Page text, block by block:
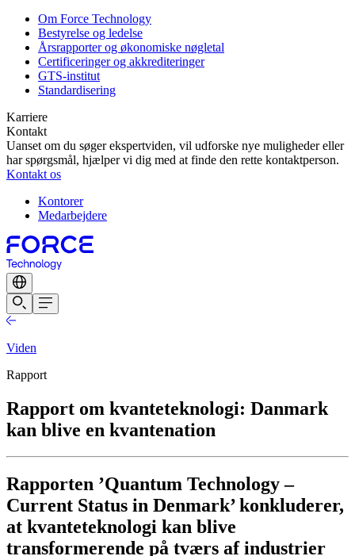
Om Force Technology
Bestyrelse og ledelse
Årsrapporter og økonomiske nøgletal
Certificeringer og akkrediteringer
GTS-institut
Standardisering
Karriere
Kontakt
Uanset om du søger ekspertviden, vil udforske nye muligheder eller
har spørgsmål, hjælper vi dig med at finde den rette kontaktperson.
Kontakt os
Kontorer
Medarbejdere
Viden
Rapport
Rapport om kvanteteknologi: Danmark
kan blive en kvantenation
Rapporten ’Quantum Technology –
Current Status in Denmark’ konkluderer,
at kvanteteknologi kan blive
transformerende på tværs af industrier